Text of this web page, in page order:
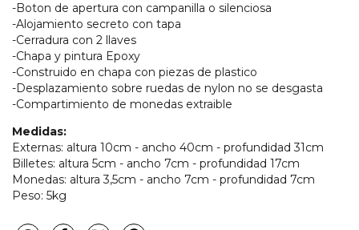
-Boton de apertura con campanilla o silenciosa
-Alojamiento secreto con tapa
-Cerradura con 2 llaves
-Chapa y pintura Epoxy
-Construido en chapa con piezas de plastico
-Desplazamiento sobre ruedas de nylon no se desgasta
-Compartimiento de monedas extraible
Medidas:
Externas: altura 10cm - ancho 40cm - profundidad 31cm
Billetes: altura 5cm - ancho 7cm - profundidad 17cm
Monedas: altura 3,5cm - ancho 7cm - profundidad 7cm
Peso: 5kg